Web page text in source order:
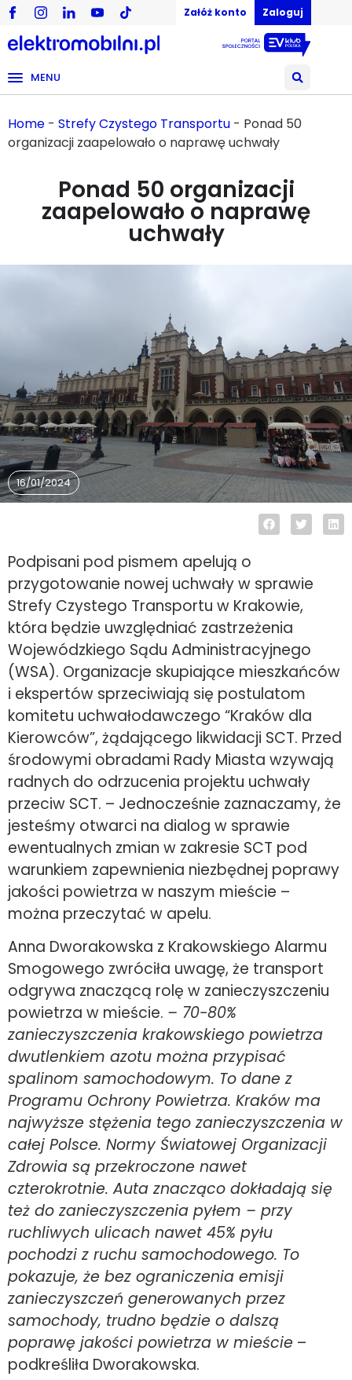
Załóż konto Zaloguj
MENU
Home - Strefy Czystego Transportu - Ponad 50
organizacji zaapelowało o naprawę uchwały
Ponad 50 organizacji
zaapelowało o naprawę
uchwały
16/01/2024
Podpisani pod pismem apelują o
przygotowanie nowej uchwały w sprawie
Strefy Czystego Transportu w Krakowie,
która będzie uwzględniać zastrzeżenia
Wojewódzkiego Sądu Administracyjnego
(WSA). Organizacje skupiające mieszkańców
i ekspertów sprzeciwiają się postulatom
komitetu uchwałodawczego “Kraków dla
Kierowców”, żądającego likwidacji SCT. Przed
środowymi obradami Rady Miasta wzywają
radnych do odrzucenia projektu uchwały
przeciw SCT. – Jednocześnie zaznaczamy, że
jesteśmy otwarci na dialog w sprawie
ewentualnych zmian w zakresie SCT pod
warunkiem zapewnienia niezbędnej poprawy
jakości powietrza w naszym mieście –
można przeczytać w apelu.
Anna Dworakowska z Krakowskiego Alarmu
Smogowego zwróciła uwagę, że transport
odgrywa znaczącą rolę w zanieczyszczeniu
powietrza w mieście. – 70-80%
zanieczyszczenia krakowskiego powietrza
dwutlenkiem azotu można przypisać
spalinom samochodowym. To dane z
Programu Ochrony Powietrza. Kraków ma
najwyższe stężenia tego zanieczyszczenia w
całej Polsce. Normy Światowej Organizacji
Zdrowia są przekroczone nawet
czterokrotnie. Auta znacząco dokładają się
też do zanieczyszczenia pyłem – przy
ruchliwych ulicach nawet 45% pyłu
pochodzi z ruchu samochodowego. To
pokazuje, że bez ograniczenia emisji
zanieczyszczeń generowanych przez
samochody, trudno będzie o dalszą
poprawę jakości powietrza w mieście –
podkreśliła Dworakowska.